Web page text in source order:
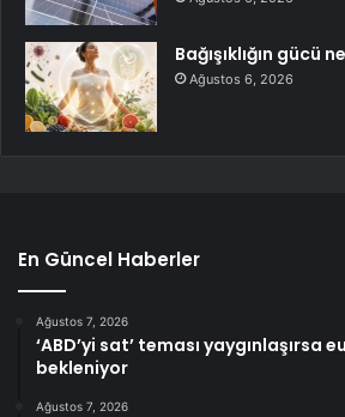
Bağışıklığın gücü
Ağustos 6, 2026
En Güncel Haberler
Ağustos 7, 2026
‘ABD’yi sat’ teması yaygınlaşırsa
bekleniyor
Ağustos 7, 2026